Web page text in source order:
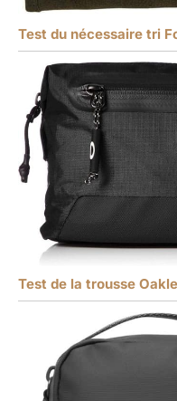
Test du nécessaire tri
Test de la trousse